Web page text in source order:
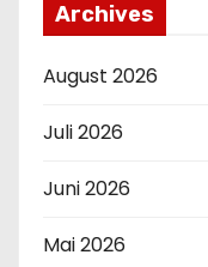
Archives
August 2026
Juli 2026
Juni 2026
Mai 2026